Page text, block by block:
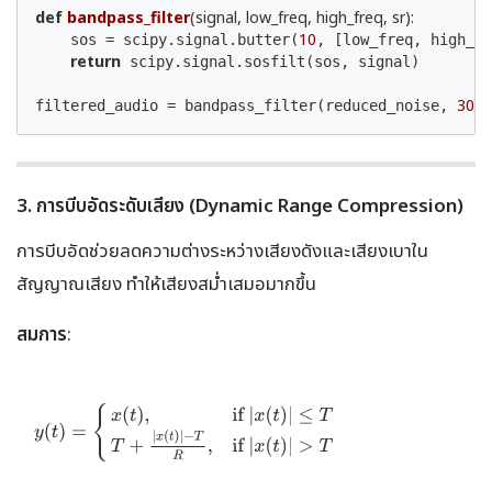
def bandpass_filter(signal, low_freq, high_freq, sr):
    sos = scipy.signal.butter(
10 , [low_freq,
return scipy.signal.sosfilt(sos, signal)
filtered_audio = bandpass_filter(reduced_noise, 300
3. การบีบอัดระดับเสียง (Dynamic Range Compression)
การบีบอัดช่วยลดความต่างระหว่างเสียงดังและเสียงเบาใน
สัญญาณเสียง ทำให้เสียงสม่ำเสมอมากขึ้น
สมการ: